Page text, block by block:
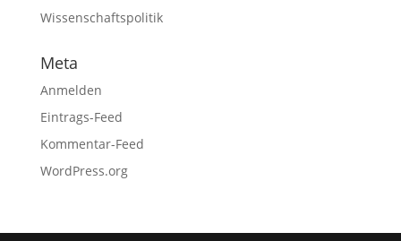
Wissenschaftspolitik
Meta
Anmelden
Eintrags-Feed
Kommentar-Feed
WordPress.org